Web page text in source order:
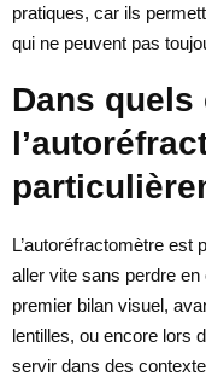
pratiques, car ils
qui ne peuvent pas
Dans quels
L’autoréfractomètre est
aller vite sans perdre en
premier bilan visuel,
lentilles, ou encore lors
servir dans des